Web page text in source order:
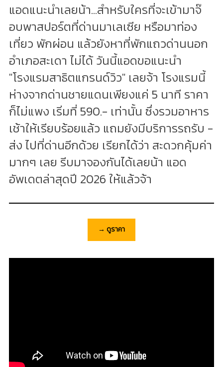
แอดแนะนำเลยน้า...สำหรับใครที่จะเข้ามาจ๊
อบพาสปอร์ตที่ด่านมาเลเซีย หรือมาท่อง
เที่ยว พักผ่อน แล้วยังหาที่พักแถวด่านนอก
อำเภอสะเดา ไม่ได้ วันนี้แอดขอแนะนำ
"โรงแรมสาธิตแกรนด์วิว" เลยจ้า โรงแรมนี้
ห่างจากด่านชายแดนเพียงแค่ 5 นาที ราคา
ก็ไม่แพง เริ่มที่ 590.- เท่านั้น ซึ่งรวมอาหาร
เช้าให้เรียบร้อยแล้ว แถมยังมีบริการรถรับ -
ส่ง ไปที่ด่านอีกด้วย เรียกได้ว่า สะดวกคุ้มค่า
มากๆ เลย รีบมาจองกันได้เลยน้า แอด
อัพเดตล่าสุดปี 2026 ให้แล้วจ้า
→ ดูราคา